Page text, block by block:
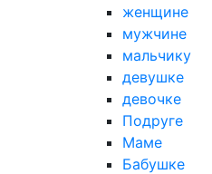
женщине
мужчине
мальчику
девушке
девочке
Подруге
Маме
Бабушке